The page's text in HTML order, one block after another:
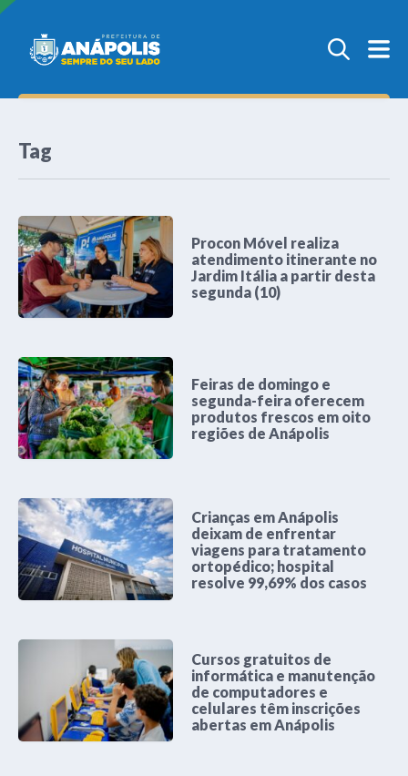
Tag
Procon Móvel realiza
atendimento itinerante no
Jardim Itália a partir desta
segunda (10)
Feiras de domingo e
segunda-feira oferecem
produtos frescos em oito
regiões de Anápolis
Crianças em Anápolis
deixam de enfrentar
viagens para tratamento
ortopédico; hospital
resolve 99,69% dos casos
Cursos gratuitos de
informática e manutenção
de computadores e
celulares têm inscrições
abertas em Anápolis